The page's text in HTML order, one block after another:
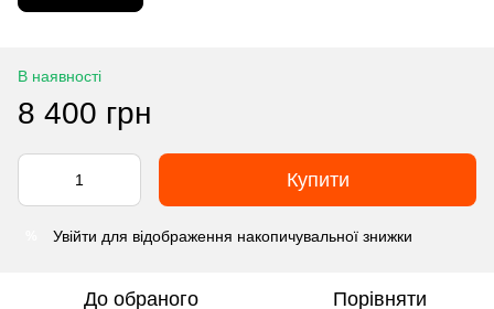
В наявності
8 400 грн
Купити
Увійти для відображення накопичувальної знижки
До обраного Порівняти